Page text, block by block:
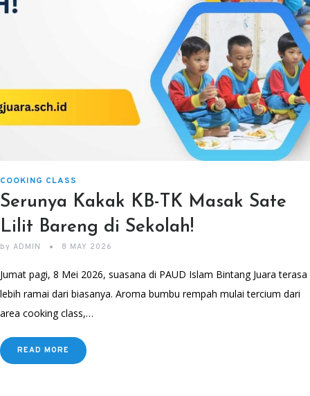
COOKING CLASS
Serunya Kakak KB-TK Masak Sate
Lilit Bareng di Sekolah!
by ADMIN 8 MAY 2026
Jumat pagi, 8 Mei 2026, suasana di PAUD Islam Bintang Juara terasa
lebih ramai dari biasanya. Aroma bumbu rempah mulai tercium dari
area cooking class,…
READ MORE